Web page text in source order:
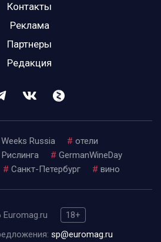
Контакты
Реклама
Партнеры
Редакция
Russia # отели
# GermanWineDay
# Санкт-Петербург # вино
18+
sp@euromag.ru